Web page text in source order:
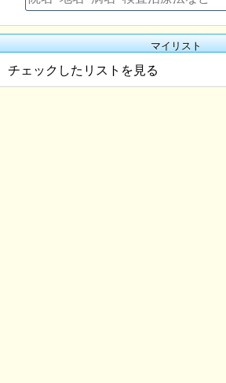
マイリスト
チェックしたリストを見る